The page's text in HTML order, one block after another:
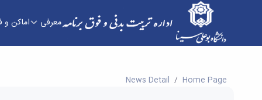
معرفی اماکن
همایش پیاده روی دانشگاهیان به مناسبت سالروز
Home Page
News Detail